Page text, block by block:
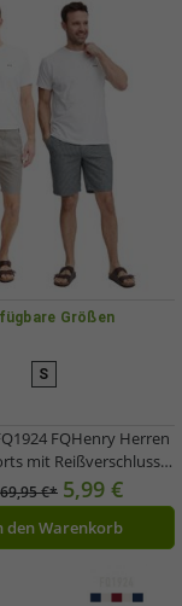
Größen
S
FQHenry Herren
mit Reißverschluss
in Beige oder Grau
69,95 €* 5,99 €
den Warenkorb